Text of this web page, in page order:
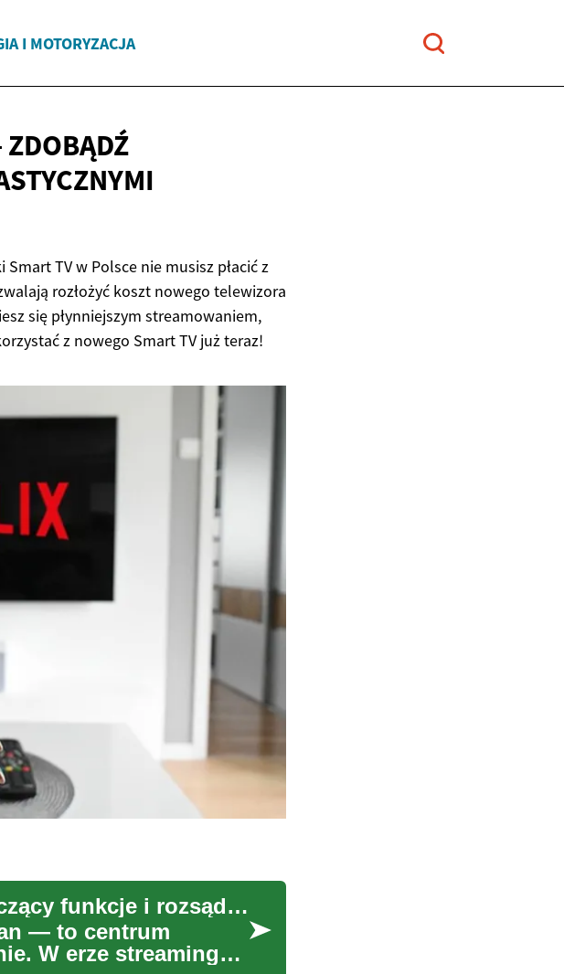
I MOTORYZACJA
ZDOBĄDŹ
TV w Polsce nie musisz płacić z
rozłożyć koszt nowego telewizora
się płynniejszym streamowaniem,
z nowego Smart TV już teraz!
Smart TV: jak wybrać telewizor łączący funkcje i rozsądne finansowanie
— to centrum
W erze streamingu i